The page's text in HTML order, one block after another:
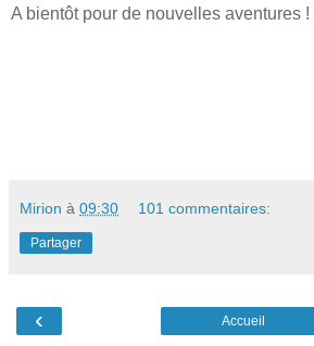
A bientôt pour de nouvelles aventures !
Mirion à 09:30 101 commentaires:
Partager
‹ Accueil